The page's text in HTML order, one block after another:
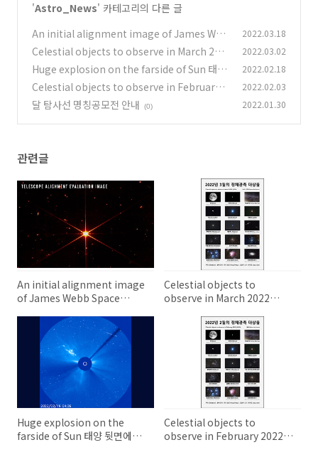
'Astro_News' 카테고리의 다른 글
An initial alignment image of James Web
b Space Telescope(JWST) 나사의 제임스 웹
우주망원경의 미러 초기 정렬 이미지
(0)
2022.03.18
Celestial objects to observe in March 202
2 2022년 3월의 천체 관측 대상들
(0)
2022.03.02
Huge explosion on the farside of Sun 태양
뒷면에서의 거대한 폭발 (0)
2022.02.18
Celestial objects to observe in February 2
022 2022년 2월의 천체 관측 대상들
2022.02.03
달 탐사선 명칭공모전 안내 (0) 2022.01.30
관련글
An initial alignment image
of James Webb Space
임스 웹 우주망원경의 미러 초기
정렬 이미지
Celestial objects to
observe in March 2022
Huge explosion on the
farside of Sun 태양 뒷면에서
Celestial objects to
observe in February 2022